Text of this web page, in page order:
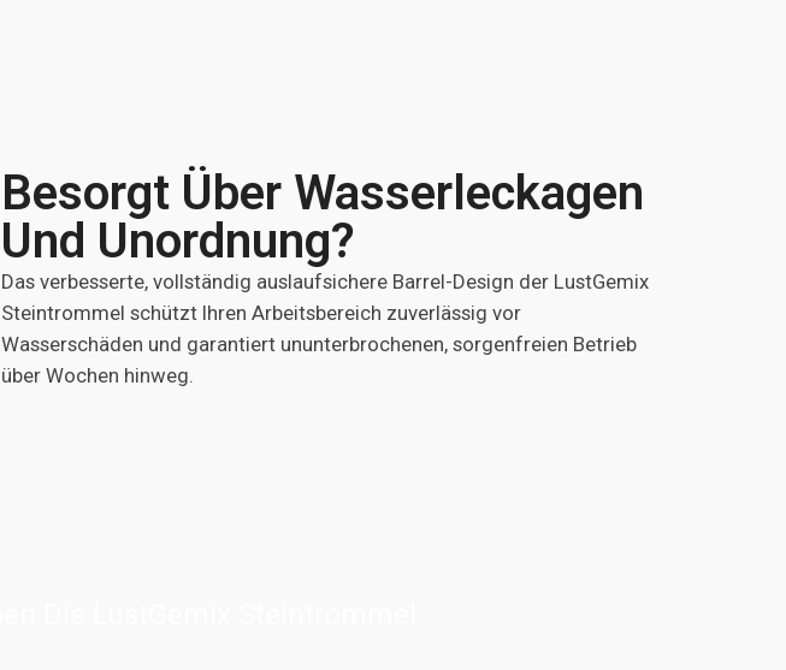
Besorgt Über Wasserleckagen
Und Unordnung?
Das verbesserte, vollständig auslaufsichere Barrel-Design der LustGemix
Steintrommel schützt Ihren Arbeitsbereich zuverlässig vor
Wasserschäden und garantiert ununterbrochenen, sorgenfreien Betrieb
über Wochen hinweg.